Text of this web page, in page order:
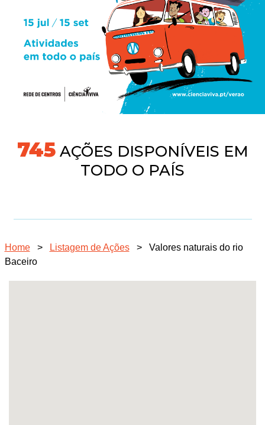
745AÇÕES DISPONÍVEIS EM
TODO O PAÍS
Home > Listagem de Ações >
Valores naturais do rio
Baceiro